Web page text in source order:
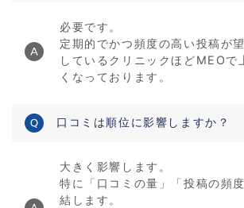
必要です。
定期的でかつ頻度の高い投稿が
しているクリニックほどMEOで
くなっております。
口コミは順位に影響しますか？
大きく影響します。
特に「口コミの量」「投稿の頻
結します。